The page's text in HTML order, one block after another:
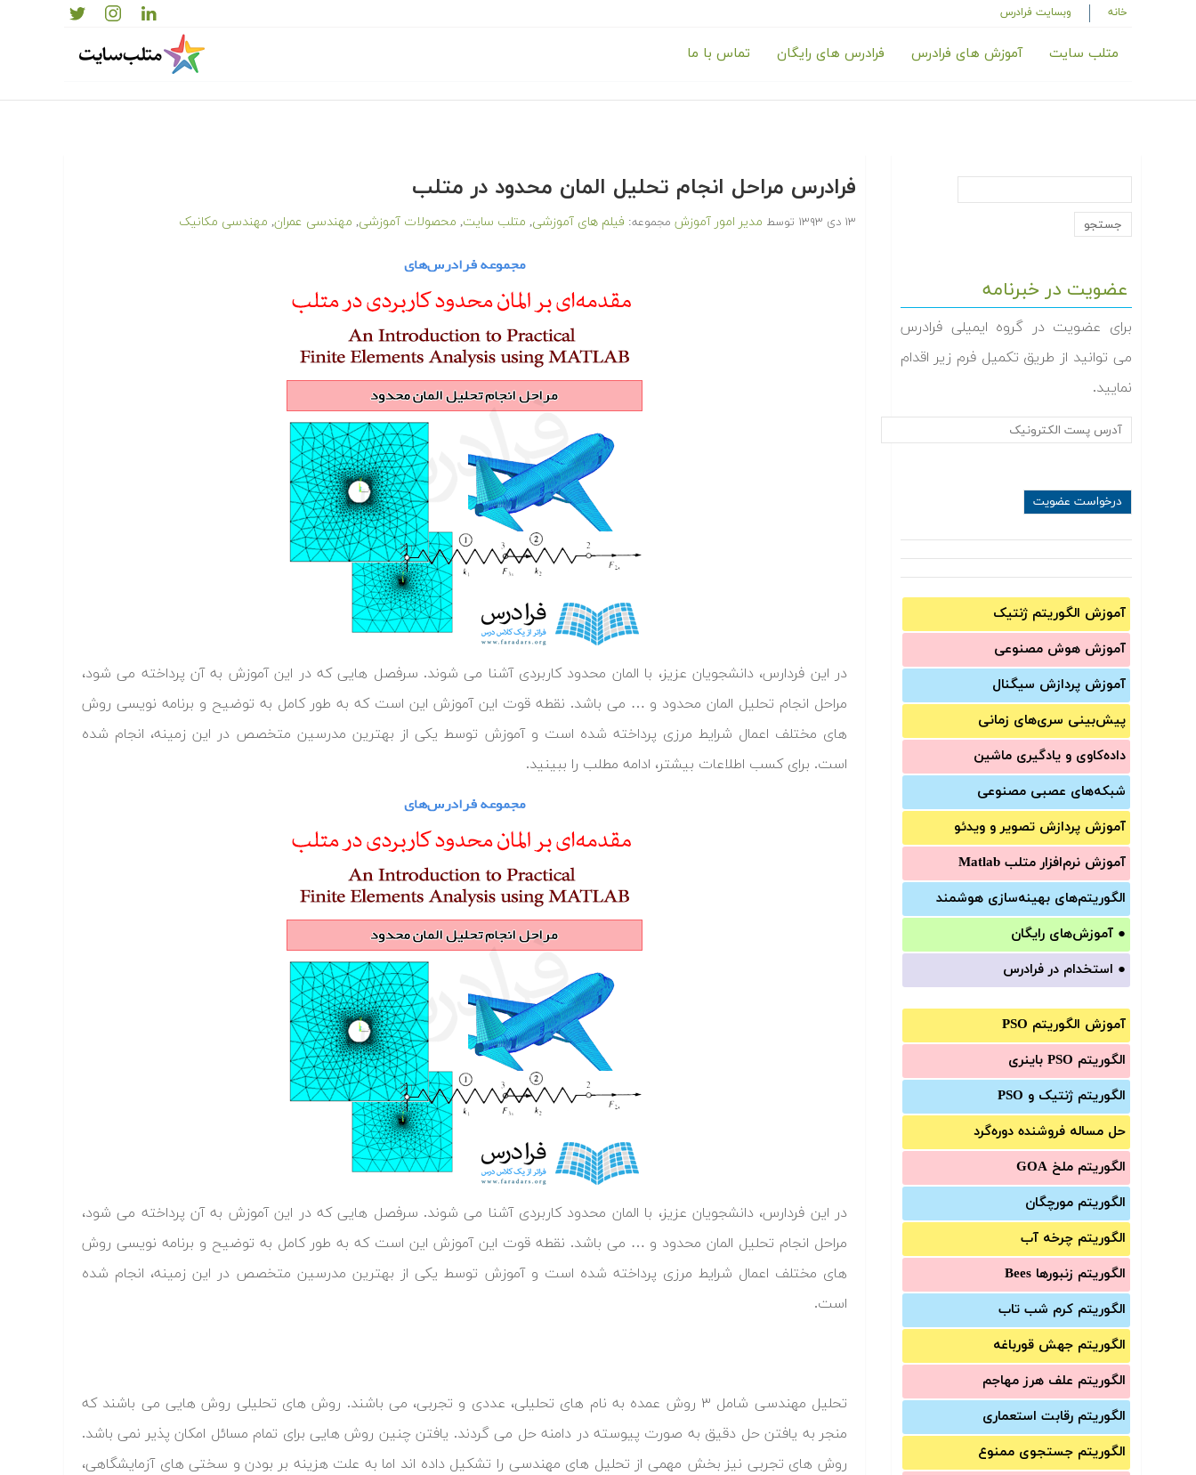
خانه وبسایت فرادرس
متلب سایت آموزش های فرادرس فرادرس های رایگان تماس با ما
عضویت در خبرنامه
برای عضویت در گروه ایمیلی فرادرس
می توانید از طریق تکمیل فرم زیر اقدام
نمایید.
آموزش الگوریتم ژنتیک
آموزش‌ هوش مصنوعی
آموزش‌ پردازش سیگنال
پیش‌‌بینی سری‌‌های زمانی
داده‌کاوی و یادگیری ماشین
شبکه‌های عصبی مصنوعی
آموزش‌ پردازش تصویر و ویدئو
آموزش‌ نرم‌افزار متلب Matlab
الگوریتم‌های بهینه‌سازی هوشمند
● آموزش‌های رایگان
● استخدام در فرادرس
آموزش الگوریتم PSO
الگوریتم PSO باینری
الگوریتم ژنتیک و PSO
حل مساله فروشنده دوره‌گرد
الگوریتم ملخ GOA
الگوریتم مورچگان
الگوریتم چرخه آب
الگوریتم زنبورها Bees
الگوریتم کرم شب تاب
الگوریتم جهش قورباغه
الگوریتم علف هرز مهاجم
الگوریتم رقابت استعماری
الگوریتم جستجوی ممنوع
فرادرس مراحل انجام تحلیل المان محدود در متلب
۱۳ دی ۱۳۹۳ توسط مدیر امور آموزش مجموعه: فیلم های آموزشی, متلب سایت, محصولات آموزشی, مهندسی عمران, مهندسی مکانیک
در این فردارس، دانشجویان عزیز، با المان محدود کاربردی آشنا می شوند. سرفصل هایی که در این آموزش به آن پرداخته می شود،
مراحل انجام تحلیل المان محدود و … می باشد. نقطه قوت این آموزش این است که به طور کامل به توضیح و برنامه نویسی روش
های مختلف اعمال شرایط مرزی پرداخته شده است و آموزش توسط یکی از بهترین مدرسین متخصص در این زمینه، انجام شده
است. برای کسب اطلاعات بیشتر، ادامه مطلب را ببینید.
در این فردارس، دانشجویان عزیز، با المان محدود کاربردی آشنا می شوند. سرفصل هایی که در این آموزش به آن پرداخته می شود،
مراحل انجام تحلیل المان محدود و … می باشد. نقطه قوت این آموزش این است که به طور کامل به توضیح و برنامه نویسی روش
های مختلف اعمال شرایط مرزی پرداخته شده است و آموزش توسط یکی از بهترین مدرسین متخصص در این زمینه، انجام شده
است.
تحلیل مهندسی شامل ۳ روش عمده به نام های تحلیلی، عددی و تجربی، می باشند. روش های تحلیلی روش هایی می باشند که
منجر به یافتن حل دقیق به صورت پیوسته در دامنه حل می گردند. یافتن چنین روش هایی برای تمام مسائل امکان پذیر نمی باشد.
روش های تجربی نیز بخش مهمی از تحلیل های مهندسی را تشکیل داده اند اما به علت هزینه بر بودن و سختی های آزمایشگاهی،